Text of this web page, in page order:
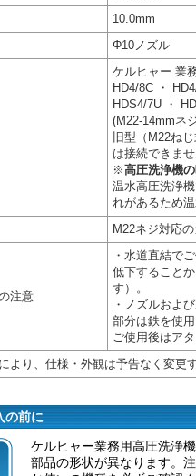
10.0mm
Φ10ノズル
ケルヒャー 業
HD4/8C ・
HDS4/7U ・
(M22-14mmネ
旧型（M22ね
は接続できませ
※高圧洗浄機
温水高圧洗浄
れがあるため
M22ネジ対応
注意
・水道直結で
低下すること
す）。
・ノズルおよ
部分は鉄を使用
ご使用後はア
より、仕様・外観は予告なく変更
の前に
ケルヒャー業務用高圧洗浄
部品の形状が異なります。